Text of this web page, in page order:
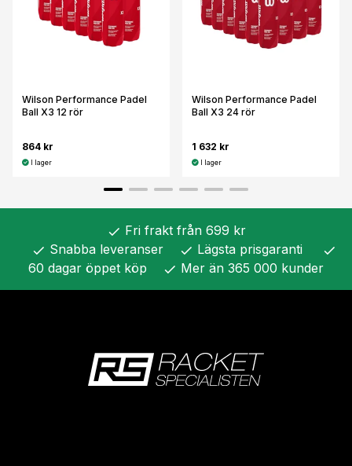
Wilson Performance Padel
Ball X3 12 rör
864 kr
I lager
Wilson Performance Padel
Ball X3 24 rör
1 632 kr
I lager
check Fri frakt från 699 kr
check Snabba leveranser check Lägsta prisgaranti check
60 dagar öppet köp check Mer än 365 000 kunder